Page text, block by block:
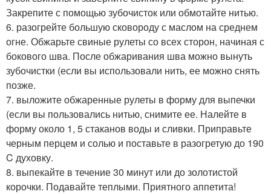
Закрепите с помощью зубочисток или обмотайте нитью.
6. разогрейте большую сковороду с маслом на среднем
огне. Обжарьте свиные рулеты со всех сторон, начиная с
бокового шва. После обжаривания шва можно вынуть
зубочистки (если вы использовали нить, ее можно снять
позже.
7. выложите обжаренные рулеты в форму для выпечки
(если вы пользовались нитью, снимите ее. Налейте в
форму около 1, 5 стаканов воды и сливки. Приправьте
черным перцем и солью и поставьте в разогретую до 190
C духовку.
8. выпекайте в течение 30 минут или до золотистой
корочки. Подавайте теплыми. Приятного аппетита!